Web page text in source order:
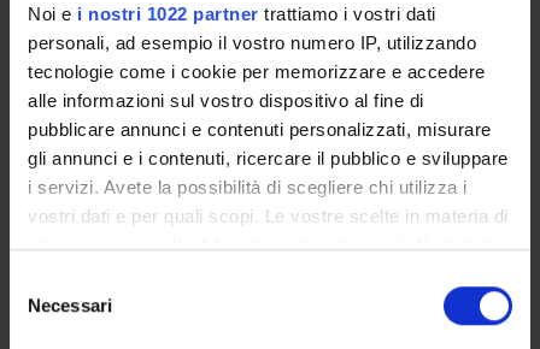
Noi e i nostri 1022 partner trattiamo i vostri dati
personali, ad esempio il vostro numero IP, utilizzando
tecnologie come i cookie per memorizzare e accedere
alle informazioni sul vostro dispositivo al fine di
pubblicare annunci e contenuti personalizzati, misurare
gli annunci e i contenuti, ricercare il pubblico e sviluppare
i servizi. Avete la possibilità di scegliere chi utilizza i
vostri dati e per quali scopi. Le vostre scelte in materia di
privacy sono applicabili solo su questa proprietà digitale
modificare o revocare il proprio consenso in qualsiasi
momento dalla Dichiarazione sui cookie o facendo clic
delNecessari
ORGANISATION
GOVERNANCE
COMMITTEES
DEPARTMENT ADMINISTRATION OFFICES